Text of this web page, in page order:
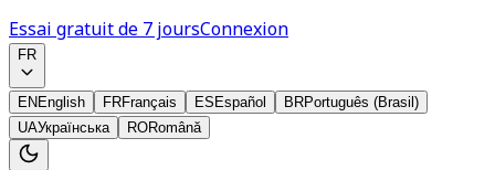
Essai gratuit de 7 joursConnexion
FR
EN English FRFrançais ES Español BRPortuguês (Brasil)
UAУкраїнська RORomână